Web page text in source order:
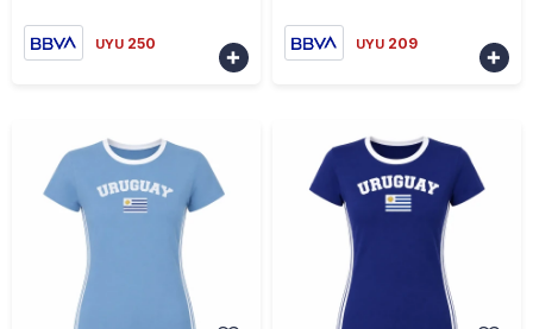
UYU 250

UYU 209
